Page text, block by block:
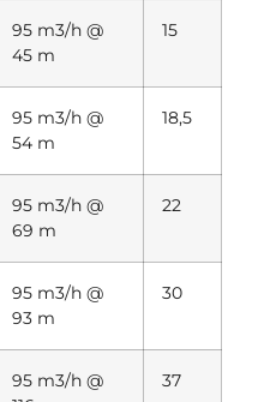
95 m3/h @
45 m
15
95 m3/h @
54 m
18,5
95 m3/h @
69 m
22
95 m3/h @
93 m
30
95 m3/h @
37